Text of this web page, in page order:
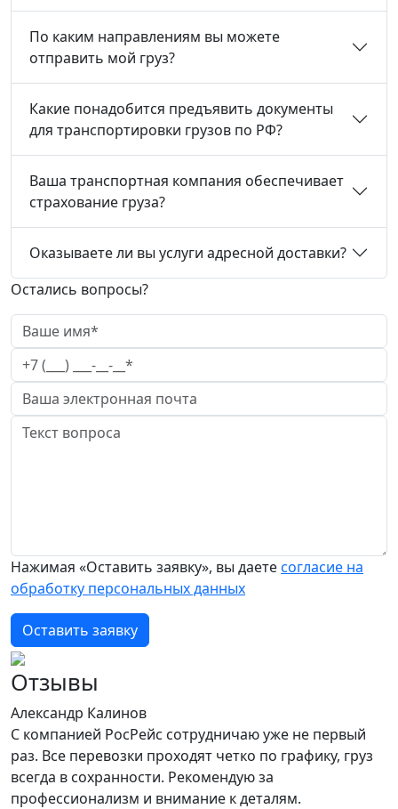
По каким направлениям вы можете
отправить мой груз?
Какие понадобится предъявить документы
для транспортировки грузов по РФ?
Ваша транспортная компания обеспечивает
страхование груза?
Оказываете ли вы услуги адресной доставки?
Остались вопросы?
Нажимая «Оставить заявку», вы даетесогласие на
обработку персональных данных
Оставить заявку
Отзывы
Александр Калинов
С компанией РосРейс сотрудничаю уже не первый
раз. Все перевозки проходят четко по графику, груз
всегда в сохранности. Рекомендую за
профессионализм и внимание к деталям.